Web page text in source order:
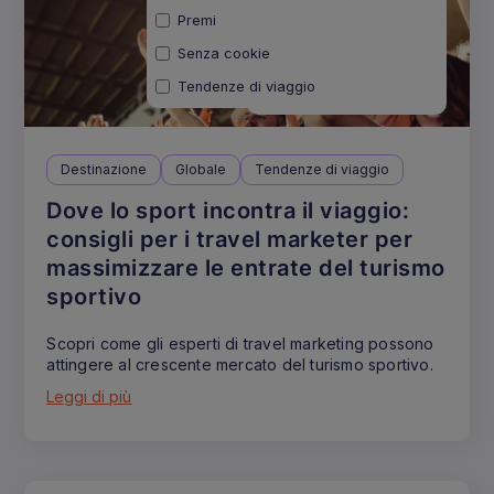
Video
Premi
Senza cookie
Tendenze di viaggio
Destinazione Globale Tendenze di viaggio
Dove lo sport incontra il viaggio:
consigli per i travel marketer per
massimizzare le entrate del turismo
sportivo
Scopri come gli esperti di travel marketing possono
attingere al crescente mercato del turismo sportivo.
Leggi di più